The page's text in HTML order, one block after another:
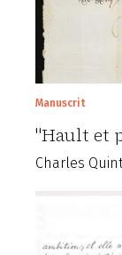
Manuscrit
"Hault et
Charles